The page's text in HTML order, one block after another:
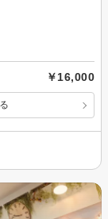
￥16,000